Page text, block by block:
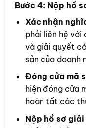
Bước 4: Nộp hồ
Xác nhận
phải liên hệ với
và giải quyết
sản của doanh
Đóng cửa mã
hiện đóng cửa
hoàn tất các
Nộp hồ sơ